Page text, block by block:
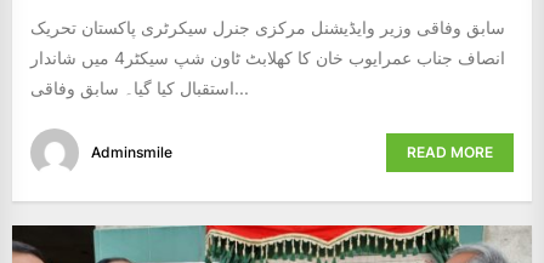
سابق وفاقی وزیر وایڈیشنل مرکزی جنرل سیکرٹری پاکستان تحریک
انصاف جناب عمرایوب خان کا کھلابٹ ٹاون شپ سیکٹر4 میں شاندار
استقبال کیا گیا۔ سابق وفاقی...
Adminsmile READ MORE